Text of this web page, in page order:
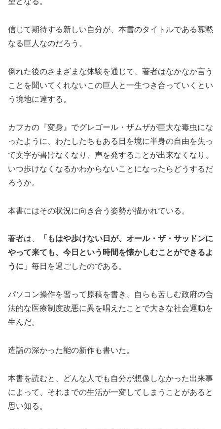
信じて期待する新しい自分が、本書のタイトルである寡黙
なる巨人なのだろう。
倒れた後のさまざまな体験を通じて、著者はなかなか言う
ことを聞いてくれないこの巨人と一生つき合っていくとい
う境地に達する。
カフカの『変身』でグレゴール・ザムザが巨大な毒虫にな
ったように、わたしたちもある日を境に半身の自由を失っ
て文字が書けなくなり、声を発することが出来なくなり、
いつ歩けなくなるかわからないことになったらどうするだ
ろうか。
本書にはその状況に向き合う姿勢が描かれている。
著者は、
「もはや歩けない日が、オール・ザ・サッドンに
やって来ても、今日という時間を懐かしむことができるよ
うに」 毎日を過ごしたのである。
パソコン操作を習って原稿を書き、自らも苦しむ政府の合
法的な医療制度改悪に異を唱えたことで大きな社会運動を
生んだ。
造詣の深かった能の新作も書いた。
本書を読むと、どんな人でも自分が想像しなかった出来事
によって、それまでの生活が一変してしまうことがあると
思い知る。